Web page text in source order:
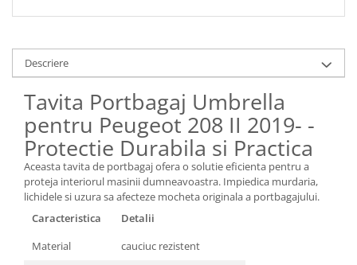
Spray Curatare Frane
Lubrifianti si Spray-uri de Curatare
Vopsitorie, Chituri si Adezivi
Curatare si Detailing Exterior
Articole Auto Sezoniere
Produse de Iarna
Cabluri Pornire
Produse de Vara
Blog
Descriere
Tavita Portbagaj Umbrella
pentru Peugeot 208 II 2019- -
Protectie Durabila si Practica
Aceasta tavita de portbagaj ofera o solutie eficienta pentru a
proteja interiorul masinii dumneavoastra. Impiedica murdaria,
lichidele si uzura sa afecteze mocheta originala a portbagajului.
Caracteristica
Detalii
Material
cauciuc rezistent